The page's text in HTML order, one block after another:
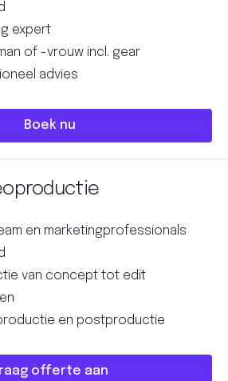
expert
of -vrouw incl. gear
advies
Boek nu
en marketingprofessionals
van concept tot edit
en postproductie
offerte aan